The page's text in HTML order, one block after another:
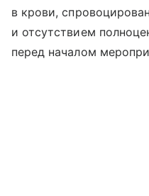
в крови,
и отсутствием
перед началом